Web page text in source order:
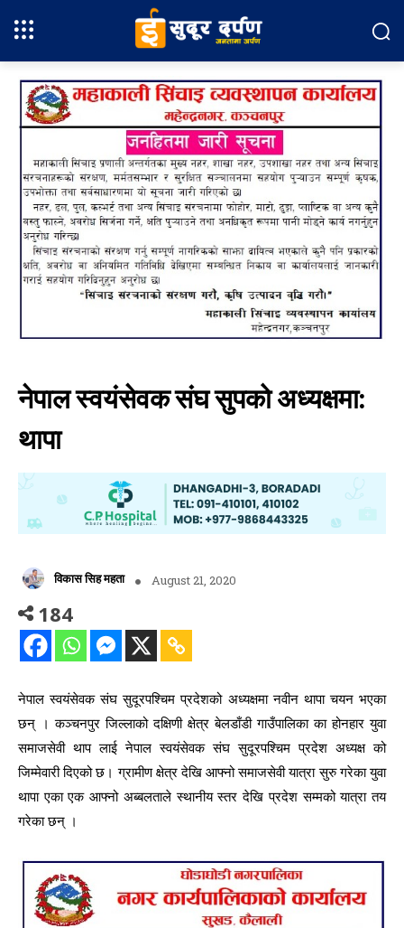
नेपाल स्वयंसेवक संघ सुपको अध्यक्षमा:
थापा
विकास सिह महता August 21, 2020
184
नेपाल स्वयंसेवक संघ सुदूरपश्चिम प्रदेशको अध्यक्षमा नवीन थापा चयन भएका
छन् । कञ्चनपुर जिल्लाको दक्षिणी क्षेत्र बेलडाँडी गाउँपालिका का होनहार युवा
समाजसेवी थाप लाई नेपाल स्वयंसेवक संघ सुदूरपश्चिम प्रदेश अध्यक्ष को
जिम्मेवारी दिएको छ। ग्रामीण क्षेत्र देखि आफ्नो समाजसेवी यात्रा सुरु गरेका युवा
थापा एका एक आफ्नो अब्बलताले स्थानीय स्तर देखि प्रदेश सम्मको यात्रा तय
गरेका छन् ।